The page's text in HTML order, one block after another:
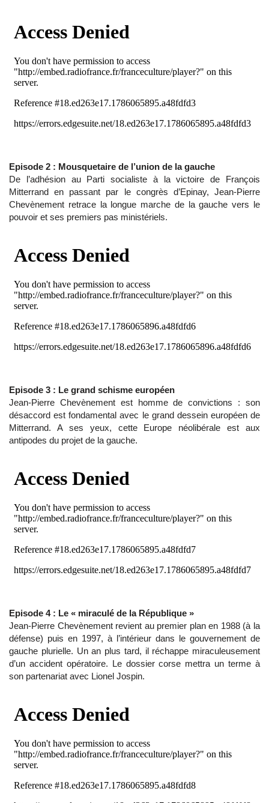
Episode 2 : Mousquetaire de l’union de la gauche
De l’adhésion au Parti socialiste à la victoire de François
Mitterrand en passant par le congrès d’Epinay, Jean-Pierre
Chevènement retrace la longue marche de la gauche vers le
pouvoir et ses premiers pas ministériels.
Episode 3 : Le grand schisme européen
Jean-Pierre Chevènement est homme de convictions : son
désaccord est fondamental avec le grand dessein européen de
Mitterrand. A ses yeux, cette Europe néolibérale est aux
antipodes du projet de la gauche.
Episode 4 : Le « miraculé de la République »
Jean-Pierre Chevènement revient au premier plan en 1988 (à la
défense) puis en 1997, à l’intérieur dans le gouvernement de
gauche plurielle. Un an plus tard, il réchappe miraculeusement
d’un accident opératoire. Le dossier corse mettra un terme à
son partenariat avec Lionel Jospin.